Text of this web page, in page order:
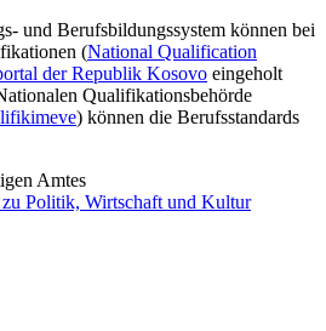
und Berufsbildungssystem können bei
(National Qualification
der Republik Kosovo eingeholt
Qualifikationsbehörde
) können die Berufsstandards
Amtes
Politik, Wirtschaft und Kultur